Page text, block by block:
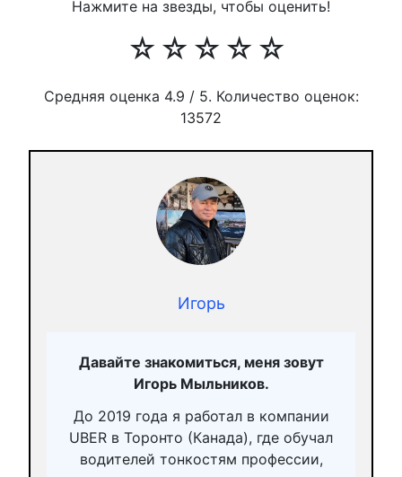
Нажмите на звезды, чтобы оценить!
☆
☆
☆
☆
☆
Средняя оценка 4.9 / 5. Количество оценок:
13572
Игорь
Давайте знакомиться, меня зовут
Игорь Мыльников.
До 2019 года я работал в компании
UBER в Торонто (Канада), где обучал
водителей тонкостям профессии,